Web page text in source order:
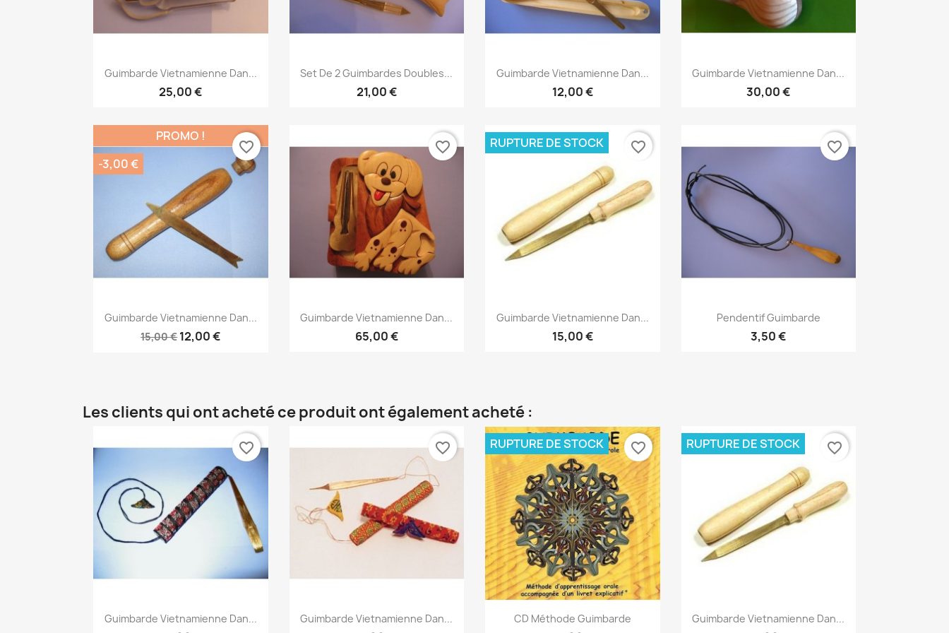
Aperçu rapide
Guimbarde Vietnamienne Dan...
25,00 €
Aperçu rapide
Set De 2 Guimbardes Doubles...
21,00 €
Aperçu rapide
Guimbarde Vietnamienne Dan...
12,00 €
Aperçu rapide
Guimbarde Vietnamienne Dan...
30,00 €
Aperçu rapide
Guimbarde Vietnamienne Dan...
15,00 €12,00 €
PROMO !
-3,00 €
favorite_border
Aperçu rapide
Guimbarde Vietnamienne Dan...
65,00 €
favorite_border
Aperçu rapide
Guimbarde Vietnamienne Dan...
15,00 €
RUPTURE DE STOCK favorite_border
Aperçu rapide
Pendentif Guimbarde
3,50 €
favorite_border
Les clients qui ont acheté ce produit ont également acheté :
Aperçu rapide
Guimbarde Vietnamienne Dan...
favorite_border
Aperçu rapide
Guimbarde Vietnamienne Dan...
favorite_border
Aperçu rapide
CD Méthode Guimbarde
RUPTURE DE STOCK favorite_border
Aperçu rapide
Guimbarde Vietnamienne Dan...
RUPTURE DE STOCK favorite_border